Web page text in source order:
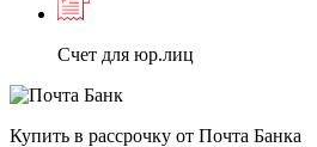
Счет для юр.лиц
Купить в рассрочку от Почта Банка